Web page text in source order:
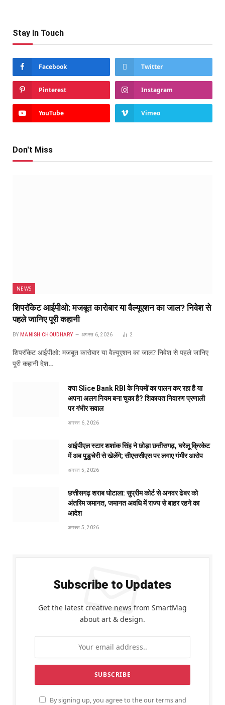
Stay In Touch
Facebook Twitter
Pinterest Instagram
YouTube Vimeo
Don't Miss
NEWS
शिपरॉकेट आईपीओ: मजबूत कारोबार या वैल्यूएशन का जाल? निवेश से
पहले जानिए पूरी कहानी
BY MANISH CHOUDHARY अगस्त 6, 2026 2
शिपरॉकेट आईपीओ: मजबूत कारोबार या वैल्यूएशन का जाल? निवेश से पहले जानिए
पूरी कहानी देश…
क्या Slice Bank RBI के नियमों का पालन कर रहा है या
अपना अलग नियम बना चुका है? शिकायत निवारण प्रणाली
पर गंभीर सवाल
अगस्त 6, 2026
आईपीएल स्टार शशांक सिंह ने छोड़ा छत्तीसगढ़, घरेलू क्रिकेट
में अब पुडुचेरी से खेलेंगे; सीएससीएस पर लगाए गंभीर आरोप
अगस्त 5, 2026
छत्तीसगढ़ शराब घोटाला: सुप्रीम कोर्ट से अनवर ढेबर को
अंतरिम जमानत, जमानत अवधि में राज्य से बाहर रहने का
आदेश
अगस्त 5, 2026
Subscribe to Updates
Get the latest creative news from SmartMag
about art & design.
By signing up, you agree to the our terms and